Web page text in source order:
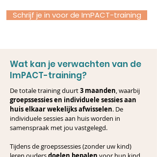
Schrijf je in voor de ImPACT-training
Wat kan je verwachten van de
ImPACT-training?
De totale training duurt3 maanden, waarbij
groepssessies en individuele sessies aan
huis elkaar wekelijks afwisselen. De
individuele sessies aan huis worden in
samenspraak met jou vastgelegd.​
​​Tijdens de groepssessies (zonder uw kind)